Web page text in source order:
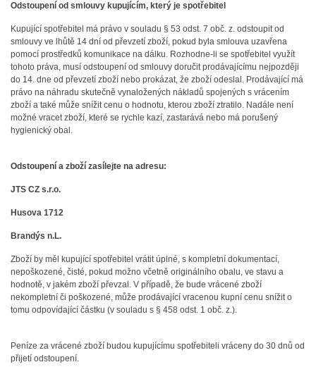
Odstoupení od smlouvy kupujícím, který je spotřebitel
Kupující spotřebitel má právo v souladu § 53 odst. 7 obč. z. odstoupit od
smlouvy ve lhůtě 14 dní od převzetí zboží, pokud byla smlouva uzavřena
pomocí prostředků komunikace na dálku. Rozhodne-li se spotřebitel využít
tohoto práva, musí odstoupení od smlouvy doručit prodávajícímu nejpozději
do 14. dne od převzetí zboží nebo prokázat, že zboží odeslal. Prodávající má
právo na náhradu skutečně vynaložených nákladů spojených s vrácením
zboží a také může snížit cenu o hodnotu, kterou zboží ztratilo. Nadále není
možné vracet zboží, které se rychle kazí, zastarává nebo má porušený
hygienický obal.
Odstoupení a zboží zasílejte na adresu:
JTS CZ s.r.o.
Husova 1712
Brandýs n.L.
Zboží by měl kupující spotřebitel vrátit úplné, s kompletní dokumentací,
nepoškozené, čisté, pokud možno včetně originálního obalu, ve stavu a
hodnotě, v jakém zboží převzal. V případě, že bude vrácené zboží
nekompletní či poškozené, může prodávající vracenou kupní cenu snížit o
tomu odpovídající částku (v souladu s § 458 odst. 1 obč. z.).
Peníze za vrácené zboží budou kupujícímu spotřebiteli vráceny do 30 dnů od
přijetí odstoupení.